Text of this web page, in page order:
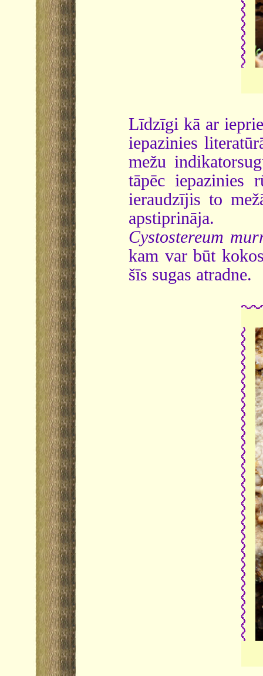
Līdzīgi kā ar
iepazinies
mežu
tāpēc iepazinies
ieraudzījis to
apstiprināja.
Cystostereum
kam var būt
šīs sugas atradne.